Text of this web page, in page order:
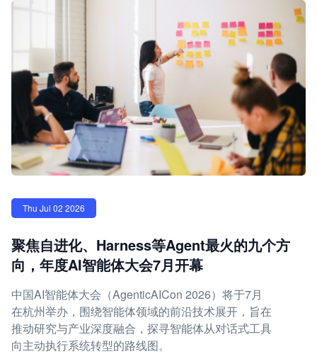
Thu Jul 02 2026
聚焦自进化、Harness等Agent最火的九个方
向，年度AI智能体大会7月开幕
中国AI智能体大会（AgenticAICon 2026）将于7月
在杭州举办，围绕智能体领域的前沿技术展开，旨在
推动研究与产业深度融合，探寻智能体从对话式工具
向主动执行系统转型的路线图。